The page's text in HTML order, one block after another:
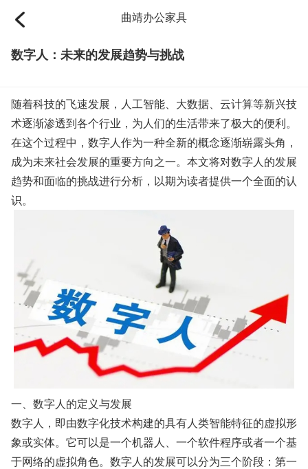
曲靖办公家具
数字人：未来的发展趋势与挑战
随着科技的飞速发展，人工智能、大数据、云计算等新兴技
术逐渐渗透到各个行业，为人们的生活带来了极大的便利。
在这个过程中，数字人作为一种全新的概念逐渐崭露头角，
成为未来社会发展的重要方向之一。本文将对数字人的发展
趋势和面临的挑战进行分析，以期为读者提供一个全面的认
识。
一、数字人的定义与发展
数字人，即由数字化技术构建的具有人类智能特征的虚拟形
象或实体。它可以是一个机器人、一个软件程序或者一个基
于网络的虚拟角色。数字人的发展可以分为三个阶段：第一